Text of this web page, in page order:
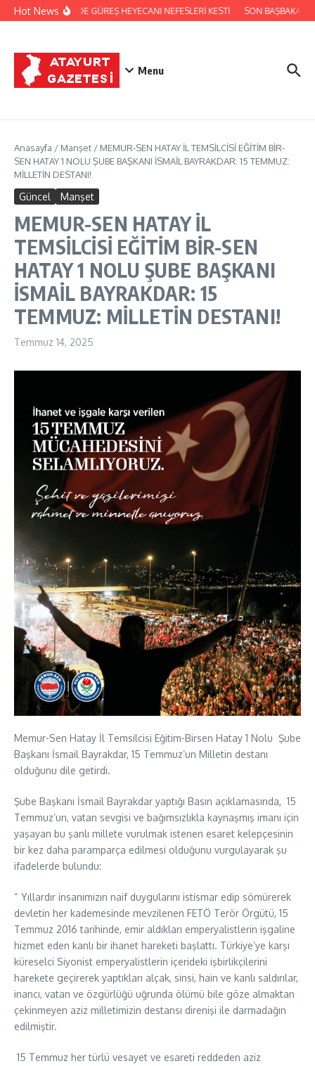
İçeriğe atla
Hot NewsFESTİVALDE GÜREŞ HEYECANI NEFESLERİ KESTİ SON BAŞBAKAN
Menu
Anasayfa / Manşet / MEMUR-SEN HATAY İL TEMSİLCİSİ EĞİTİM BİR-
SEN HATAY 1 NOLU ŞUBE BAŞKANI İSMAİL BAYRAKDAR: 15 TEMMUZ:
MİLLETİN DESTANI!
Güncel Manşet
MEMUR-SEN HATAY İL
TEMSİLCİSİ EĞİTİM BİR-SEN
HATAY 1 NOLU ŞUBE BAŞKANI
İSMAİL BAYRAKDAR: 15
TEMMUZ: MİLLETİN DESTANI!
Temmuz 14, 2025
Memur-Sen Hatay İl Temsilcisi Eğitim-Birsen Hatay 1 Nolu Şube
Başkanı İsmail Bayrakdar, 15 Temmuz’un Milletin destanı
olduğunu dile getirdi.
Şube Başkanı İsmail Bayrakdar yaptığı Basın açıklamasında, 15
Temmuz’un, vatan sevgisi ve bağımsızlıkla kaynaşmış imanı için
yaşayan bu şanlı millete vurulmak istenen esaret kelepçesinin
bir kez daha paramparça edilmesi olduğunu vurgulayarak şu
ifadelerde bulundu:
“ Yıllardır insanımızın naif duygularını istismar edip sömürerek
devletin her kademesinde mevzilenen FETÖ Terör Örgütü, 15
Temmuz 2016 tarihinde, emir aldıkları emperyalistlerin işgaline
hizmet eden kanlı bir ihanet hareketi başlattı. Türkiye’ye karşı
küreselci Siyonist emperyalistlerin içerideki işbirlikçilerini
harekete geçirerek yaptıkları alçak, sinsi, hain ve kanlı saldırılar,
inancı, vatan ve özgürlüğü uğrunda ölümü bile göze almaktan
çekinmeyen aziz milletimizin destansı direnişi ile darmadağın
edilmiştir.
15 Temmuz her türlü vesayet ve esareti reddeden aziz